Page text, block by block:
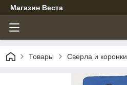
Магазин Веста
Товары Сверла и коронки